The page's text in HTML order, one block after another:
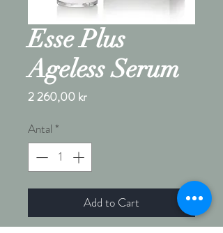
Esse Plus
Ageless Serum
2 260,00 krPris
Antal *
Add to Cart